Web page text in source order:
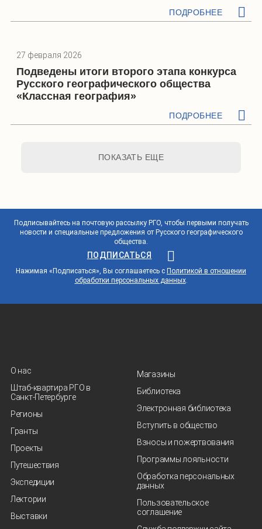
ПОДРОБНЕЕ
27 февраля 2026
Подведены итоги второго этапа конкурса
Русского географического общества
«Классная география»
ПОДРОБНЕЕ
ПОКАЗАТЬ ЕЩЕ
Подписывайтесь на почтовую рассылку РГО, чтобы первыми получать
новости и специальные предложения от Русского географического
общества.
ПОДПИСАТЬСЯ
Нажимая «Подписаться», Вы соглашаетесь с Политикой в отношении
обработки персональных данных.
О нас
Штаб-квартира РГО в
Санкт‑Петербурге
Регионы
Гранты
Проекты
Путешествия
Экспедиции
Лектории
Выставки
Магазины
Библиотека
Электронная библиотека
Вступить в общество
Взносы и пожертвования
Программы лояльности
Обработка персональных
данных
Пользовательское
соглашение